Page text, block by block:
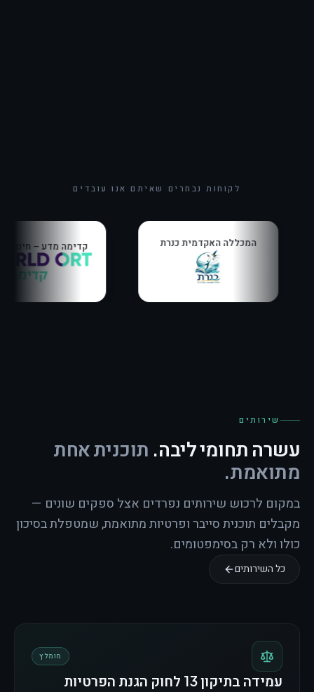
לקוחות נבחרים שאיתם אנו עובדים
המכללה האקדמית כנרת
שירותים
עשרה תחומי ליבה. תוכנית אחת
מתואמת.
במקום לרכוש שירותים נפרדים אצל ספקים שונים —
מקבלים תוכנית סייבר ופרטיות מתואמת, שמטפלת בסיכון
כולו ולא רק בסימפטומים.
כל השירותים
מומלץ
עמידה בתיקון 13 לחוק הגנת הפרטיות